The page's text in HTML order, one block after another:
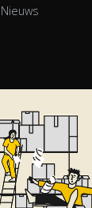
Nieuws